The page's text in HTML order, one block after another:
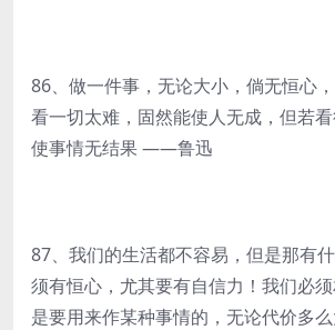
86、做一件事，无论大小，倘无恒心
看一切太难，固然能使人无成，但若
使事情无结果 ——鲁迅
87、我们的生活都不容易，但是那有
须有恒心，尤其要有自信力！我们必
是要用来作某种事情的，无论代价多